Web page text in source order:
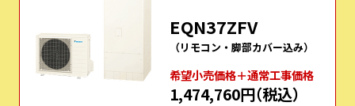
EQN37ZFV
（リモコン・脚部カバー込み）
希望⼩売価格＋通常⼯事価格
1,474,760円（税込）